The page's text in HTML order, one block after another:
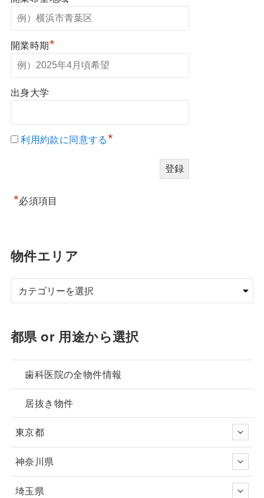
開業時期*
出身大学
利用約款に同意する*
*必須項目
物件エリア
都県 or 用途から選択
歯科医院の全物件情報
居抜き物件
東京都
神奈川県
埼玉県